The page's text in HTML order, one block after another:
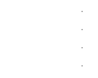
·
·
·
·